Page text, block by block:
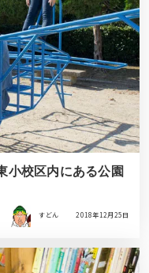
小校区内にある公園
すどん 2018年12月25日